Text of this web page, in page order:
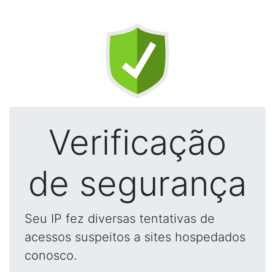
Verificação
de segurança
Seu IP fez diversas tentativas de
acessos suspeitos a sites hospedados
conosco.